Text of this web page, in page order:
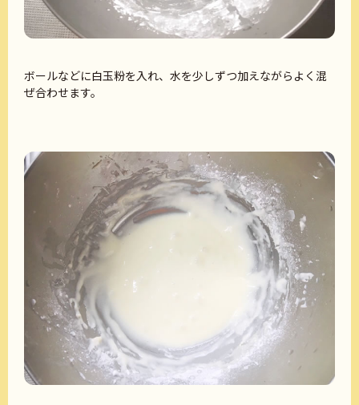
ボールなどに白玉粉を入れ、水を少しずつ加えながらよく混
ぜ合わせます。